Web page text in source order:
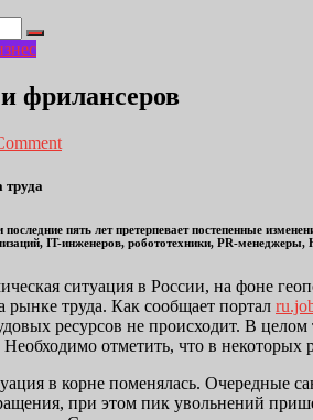
фрилансеров
труда
пять лет претерпевает постепенные
IT-инженеров, робототехники, PR-менеджеры,
ситуация в России, на фоне
рынке труда. Как сообщает портал
ресурсов не происходит. В
отметить, что в
в корне поменялась. Очередные
при этом пик увольнений